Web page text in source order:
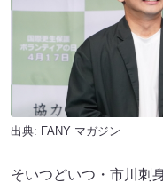
出典: FANY マガジン
そいつどいつ・市川刺